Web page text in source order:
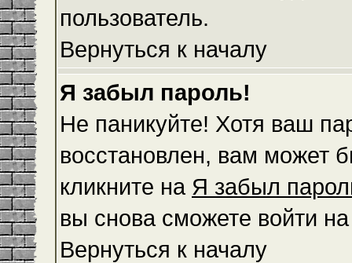
пользователь.
Вернуться к началу
Я забыл пароль!
Не паникуйте! Хотя ваш
восстановлен, вам может
кликните на Я забыл
вы снова сможете войти
Вернуться к началу